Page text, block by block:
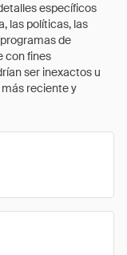
específicos
las políticas, las
de
con fines
ser inexactos u
reciente y